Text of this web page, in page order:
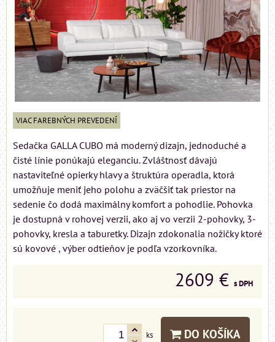
VIAC FAREBNÝCH PREVEDENÍ
Sedačka GALLA CUBO má moderný dizajn, jednoduché a
čisté línie ponúkajú eleganciu. Zvláštnosť dávajú
nastaviteľné opierky hlavy a štruktúra operadla, ktorá
umožňuje meniť jeho polohu a zväčšiť tak priestor na
sedenie čo dodá maximálny komfort a pohodlie. Pohovka
je dostupná v rohovej verzii, ako aj vo verzii 2-pohovky, 3-
pohovky, kresla a taburetky. Dizajn zdokonalia nožičky ktoré
sú kovové , výber odtieňov je podľa vzorkovníka.
2609 € s DPH
ks DO KOŠÍKA